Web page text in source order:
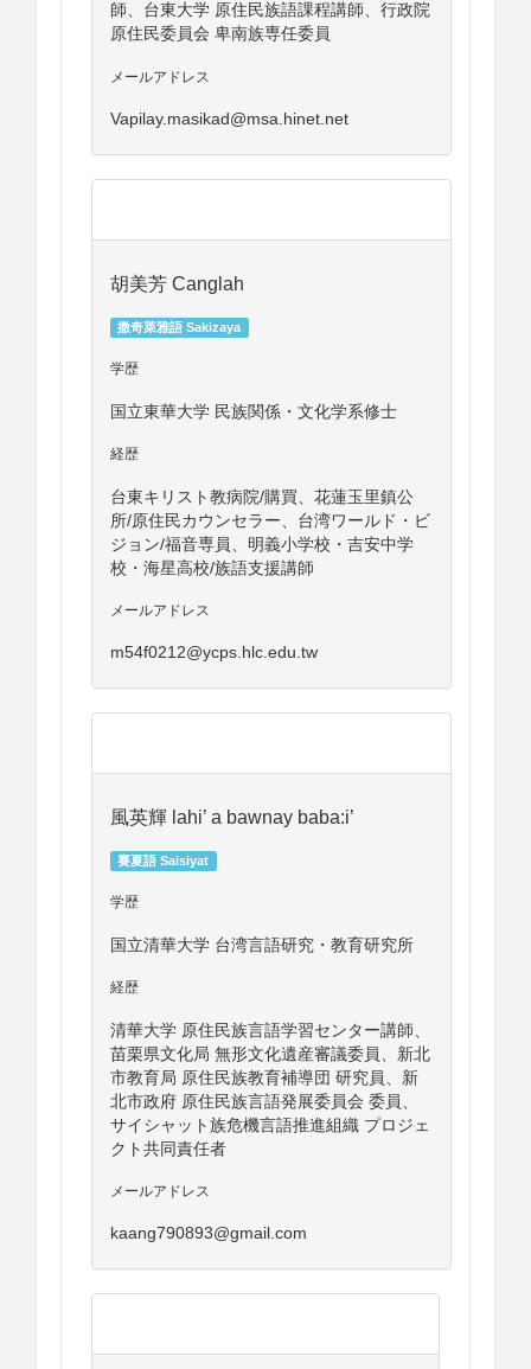
師、台東大学 原住民族語課程講師、行政院
原住民委員会 卑南族専任委員
メールアドレス
Vapilay.masikad@msa.hinet.net
胡美芳 Canglah
撒奇萊雅語 Sakizaya
学歴
国立東華大学 民族関係・文化学系修士
経歴
台東キリスト教病院/購買、花蓮玉里鎮公
所/原住民カウンセラー、台湾ワールド・ビ
ジョン/福音専員、明義小学校・吉安中学
校・海星高校/族語支援講師
メールアドレス
m54f0212@ycps.hlc.edu.tw
風英輝 lahi’ a bawnay baba:i’
賽夏語 Saisiyat
学歴
国立清華大学 台湾言語研究・教育研究所
経歴
清華大学 原住民族言語学習センター講師、
苗栗県文化局 無形文化遺産審議委員、新北
市教育局 原住民族教育補導団 研究員、新
北市政府 原住民族言語発展委員会 委員、
サイシャット族危機言語推進組織 プロジェ
クト共同責任者
メールアドレス
kaang790893@gmail.com